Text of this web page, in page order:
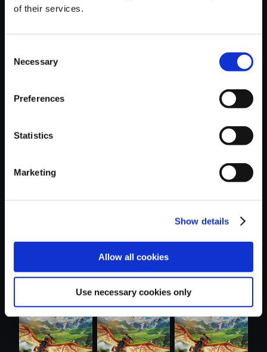
of their services.
Selection
Necessary
Preferences
Statistics
Marketing
Show details
Allow all cookies
Use necessary cookies only
150円
【単曲】モンスタ